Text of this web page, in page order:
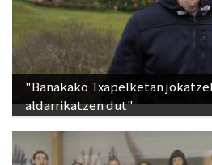
"Banakako Txapelketan
aldarrikatzen dut"